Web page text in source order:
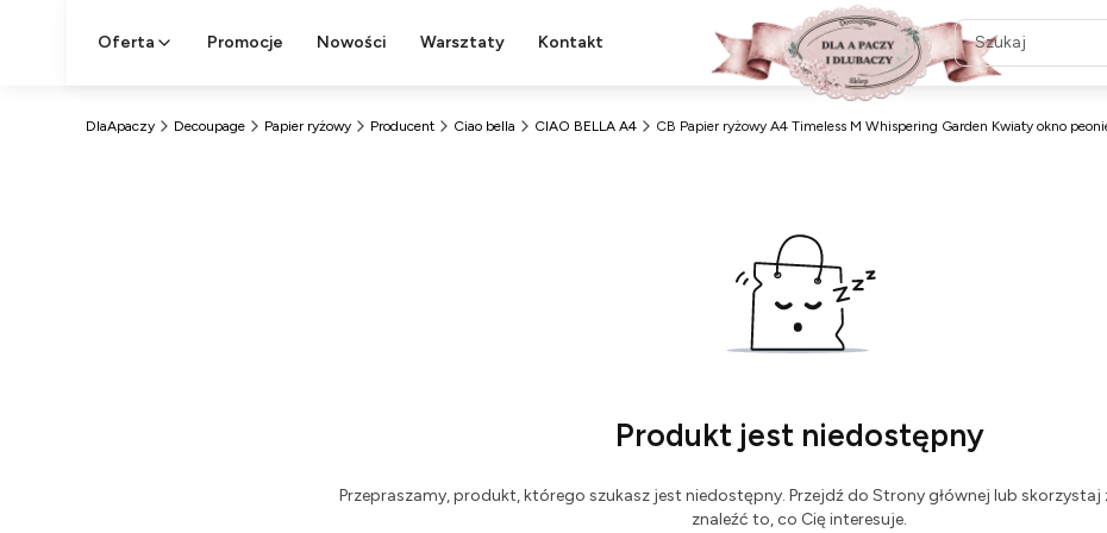
Oferta Promocje Nowości Warsztaty Kontakt
DlaApaczy Decoupage Papier ryżowy Producent Ciao bella CIAO BELLA A4 CB Papier ryżowy A4 Timeless M Whispering Garden Kwiaty okno
Produkt jest niedostępny
Przepraszamy, produkt, którego szukasz jest niedostępny. Przejdź do Strony głównej lub skorzystaj
znaleźć to, co Cię interesuje.